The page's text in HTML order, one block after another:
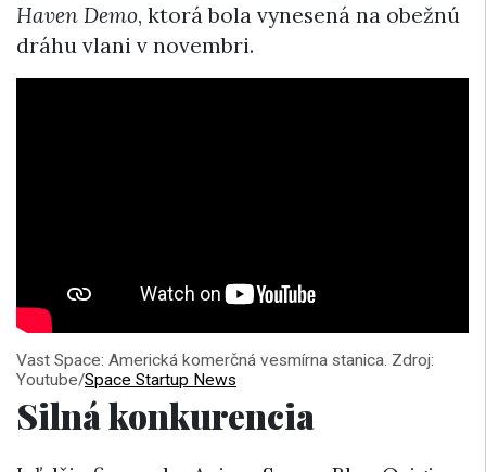
Haven Demo, ktorá bola vynesená na obežnú
dráhu vlani v novembri.
Vast Space: Americká komerčná vesmírna stanica. Zdroj:
Youtube/Space Startup News
Silná konkurencia